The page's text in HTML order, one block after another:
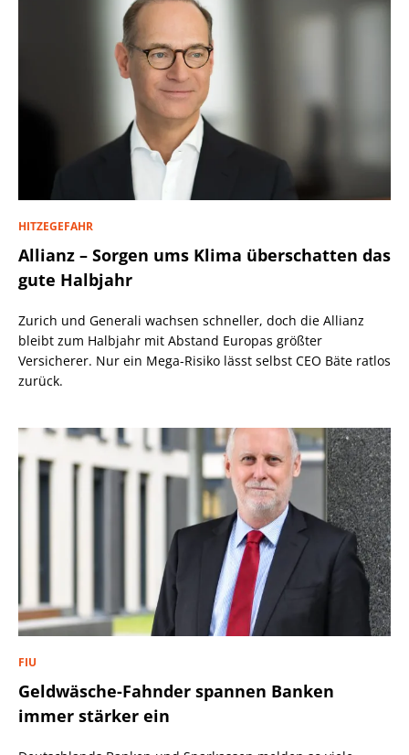
HITZEGEFAHR
Allianz – Sorgen ums Klima überschatten das
gute Halbjahr
Zurich und Generali wachsen schneller, doch die Allianz
bleibt zum Halbjahr mit Abstand Europas größter
Versicherer. Nur ein Mega-Risiko lässt selbst CEO Bäte ratlos
zurück.
FIU
Geldwäsche-Fahnder spannen Banken
immer stärker ein